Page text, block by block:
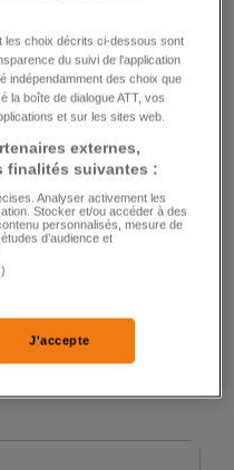
poison
un mort en
les choix décrits ci-dessous sont
du suivi de l'application
indépendamment des choix que
la boîte de dialogue ATT, vos
et sur les sites web.
externes,
finalités suivantes :
Analyser activement les
Stocker et/ou accéder à des
personnalisés, mesure de
d’audience et
J'accepte